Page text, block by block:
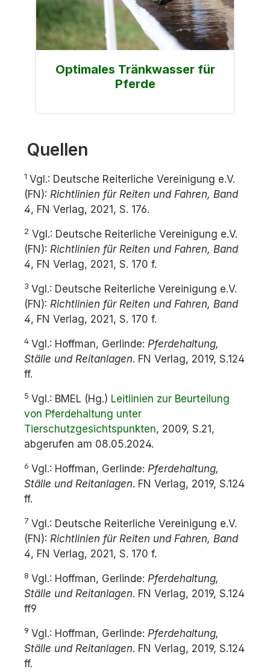
Optimales Tränkwasser für
Pferde
Quellen
1 Vgl.: Deutsche Reiterliche Vereinigung e.V.
(FN): Richtlinien für Reiten und Fahren, Band
4, FN Verlag, 2021, S. 176.
2 Vgl.: Deutsche Reiterliche Vereinigung e.V.
(FN): Richtlinien für Reiten und Fahren, Band
4, FN Verlag, 2021, S. 170 f.
3 Vgl.: Deutsche Reiterliche Vereinigung e.V.
(FN): Richtlinien für Reiten und Fahren, Band
4, FN Verlag, 2021, S. 170 f.
4 Vgl.: Hoffman, Gerlinde: Pferdehaltung,
Ställe und Reitanlagen. FN Verlag, 2019, S.124
ff.
5 Vgl.: BMEL (Hg.) Leitlinien zur Beurteilung
von Pferdehaltung unter
Tierschutzgesichtspunkten, 2009, S.21,
abgerufen am 08.05.2024.
6 Vgl.: Hoffman, Gerlinde: Pferdehaltung,
Ställe und Reitanlagen. FN Verlag, 2019, S.124
ff.
7 Vgl.: Deutsche Reiterliche Vereinigung e.V.
(FN): Richtlinien für Reiten und Fahren, Band
4, FN Verlag, 2021, S. 170 f.
8 Vgl.: Hoffman, Gerlinde: Pferdehaltung,
Ställe und Reitanlagen. FN Verlag, 2019, S.124
ff9
9 Vgl.: Hoffman, Gerlinde: Pferdehaltung,
Ställe und Reitanlagen. FN Verlag, 2019, S.124
ff.